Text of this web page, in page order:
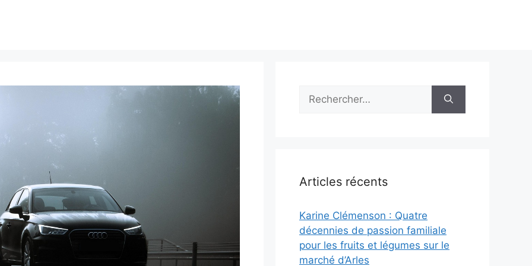
Rechercher :
Articles récents
Karine Clémenson : Quatre
décennies de passion familiale
pour les fruits et légumes sur le
marché d’Arles